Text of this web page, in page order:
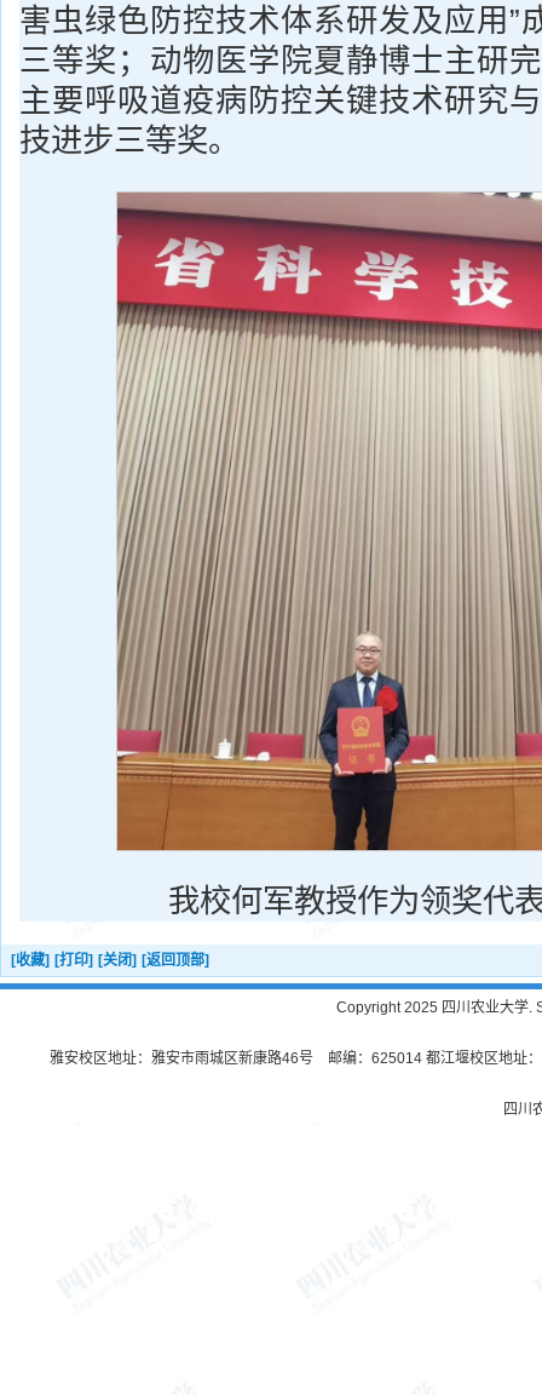
害虫绿色防控技术体系研发及应用”
三等奖；动物医学院夏静博士主研
主要呼吸道疫病防控关键技术研究
技进步三等奖。
我校何军教授作为领奖代
[收藏] [打印] [关闭] [返回顶部]
Copyright 2025 四川农业大学.
雅安校区地址：雅安市雨城区新康路46号 邮编：625014 都江堰校区地址
四川